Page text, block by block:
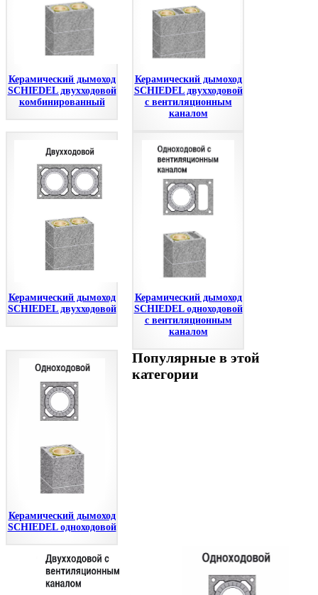
Керамический дымоход
SCHIEDEL двухходовой
комбинированный
Керамический дымоход
SCHIEDEL двухходовой
с вентиляционным
каналом
Керамический дымоход
SCHIEDEL двухходовой
Керамический дымоход
SCHIEDEL одноходовой
с вентиляционным
каналом
Керамический дымоход
SCHIEDEL одноходовой
Популярные в этой
категории